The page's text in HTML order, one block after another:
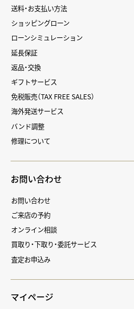
送料・お支払い方法
ショッピングローン
ローンシミュレーション
延長保証
返品・交換
ギフトサービス
免税販売（TAX FREE SALES）
海外発送サービス
バンド調整
修理について
お問い合わせ
お問い合わせ
ご来店の予約
オンライン相談
買取り・下取り・委託サービス
査定お申込み
マイページ